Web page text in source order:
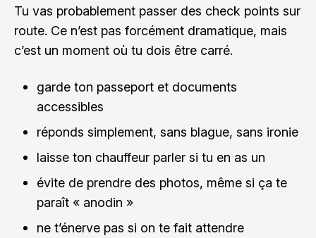
Tu vas probablement passer des check points sur
route. Ce n’est pas forcément dramatique, mais
c’est un moment où tu dois être carré.
garde ton passeport et documents
accessibles
réponds simplement, sans blague, sans ironie
laisse ton chauffeur parler si tu en as un
évite de prendre des photos, même si ça te
paraît « anodin »
ne t’énerve pas si on te fait attendre